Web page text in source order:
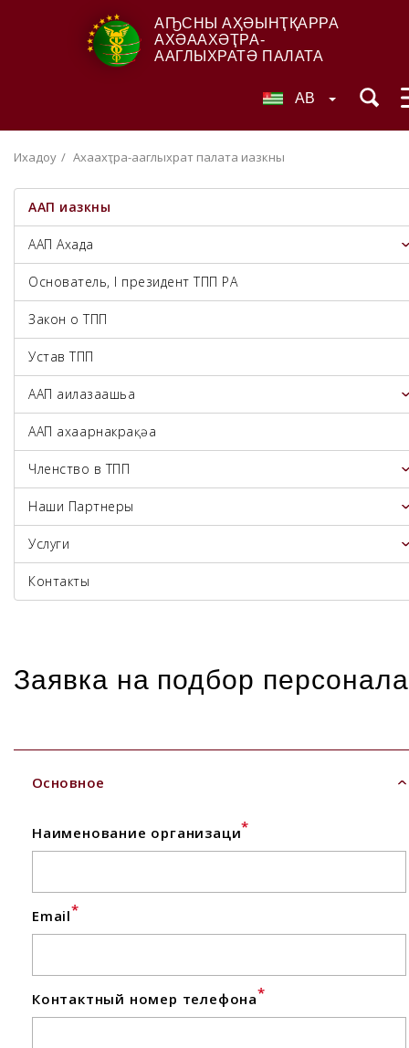
АҦСНЫ АҲӘЫНҬҚАРРА
АХӘААХӘҬРА-
ААГЛЫХРАТӘ ПАЛАТА
AB
Ихадоу Ахәаахәҭра-ааглыхратә палата иазкны
ААП иазкны
ААП Ахада
Основатель, I президент ТПП РА
Закон о ТПП
Устав ТПП
ААП аилазаашьа
ААП ахаҭарнакрақәа
Членство в ТПП
Наши Партнеры
Услуги
Контакты
Заявка на подбор персонала
Основное
Наименование организаци*
Email*
Контактный номер телефона*